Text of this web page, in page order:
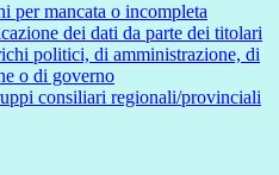
per mancata o incompleta
dei dati da parte dei titolari
politici, di amministrazione, di
o di governo
consiliari regionali/provinciali